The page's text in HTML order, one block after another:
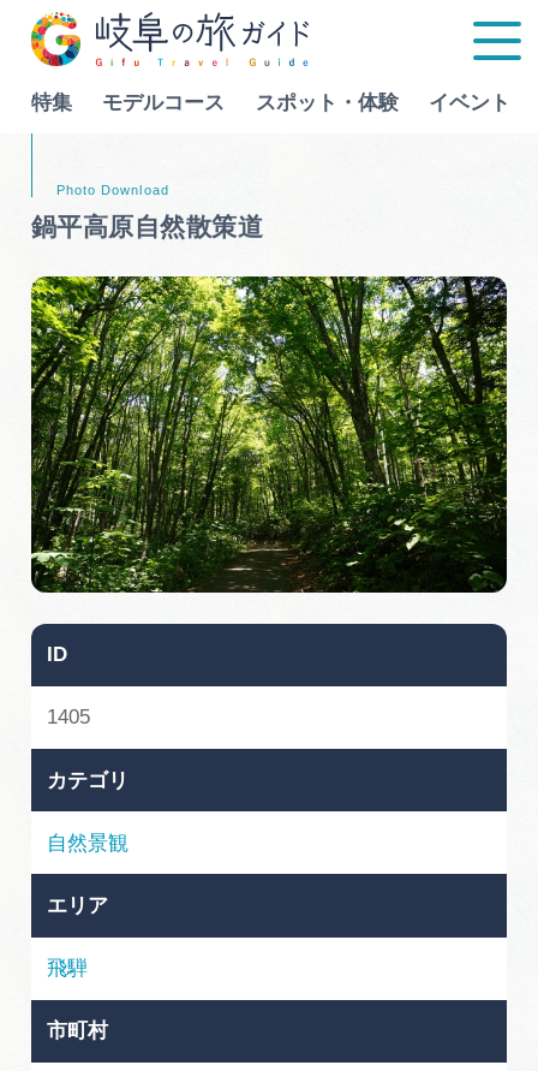
特集 モデルコース スポット・体験 イベント
特集
モデルコース
スポット・体験
イベント
グルメ
旅の予約
インフォメーション
ぎふ旅レポーター記事
早わかり岐阜
買い物・お土産
体験予約サイト「ＶＩＳＩＴ岐阜県」
岐阜県アウトドア観光キャンペーン
Language
行きたいリストを見る
鍋平高原自然散策道
ID
1405
カテゴリ
自然景観
エリア
飛騨
市町村